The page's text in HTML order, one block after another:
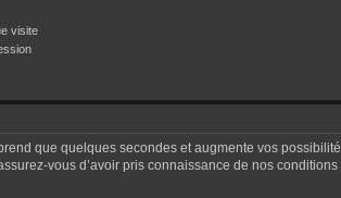
visite
que quelques secondes et augmente vos
vous d’avoir pris connaissance de nos